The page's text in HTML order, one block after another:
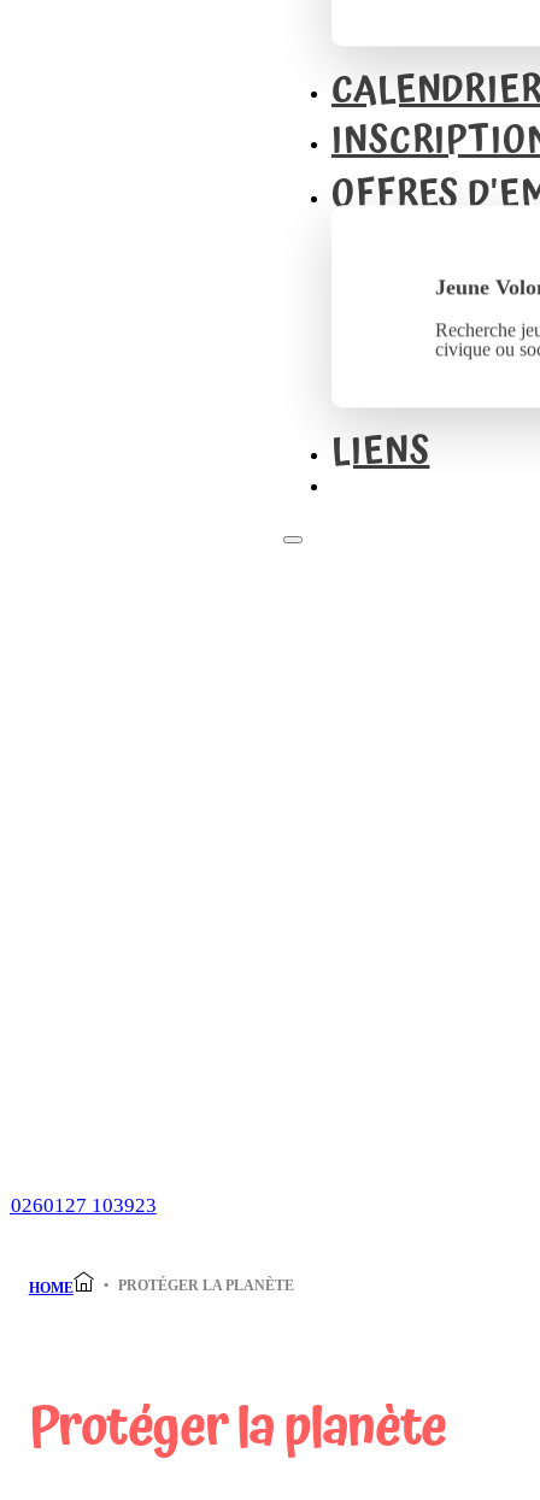
OFFRES
Jeune
Recherche
civique ou
LIENS
HOME PROTÉGER LA PLANÈTE
Protéger la planète